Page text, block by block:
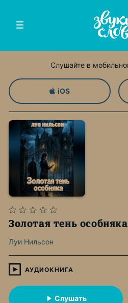
Слушайте в
iOS
Золотая тень особняка
Луи Нильсон
АУДИОКНИГА
Слушать